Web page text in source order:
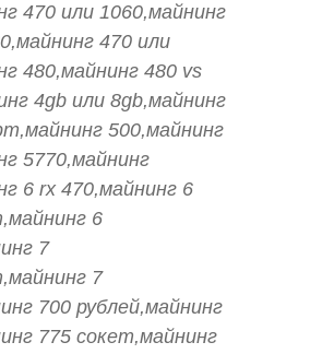
470 или 1060,майнинг
470 или
480,майнинг 480 vs
4gb или 8gb,майнинг
500,майнинг
5770,майнинг
6 rx 470,майнинг 6
6
7
7
700 рублей,майнинг
775 сокет,майнинг